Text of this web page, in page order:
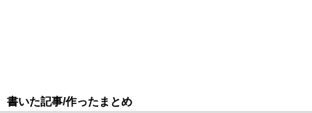
書いた記事/作ったまとめ